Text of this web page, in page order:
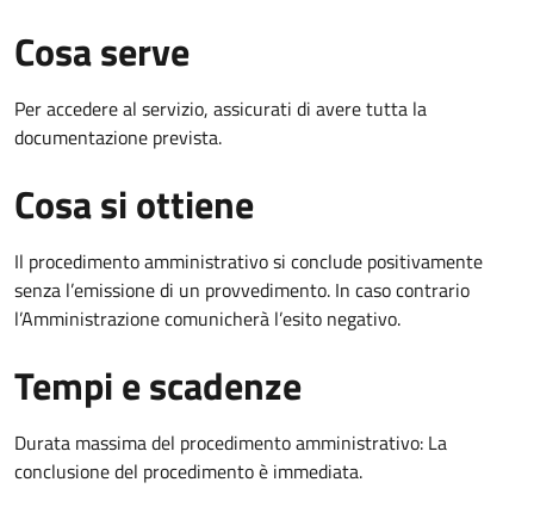
Cosa serve
Per accedere al servizio, assicurati di avere tutta la
documentazione prevista.
Cosa si ottiene
Il procedimento amministrativo si conclude positivamente
senza l’emissione di un provvedimento. In caso contrario
l’Amministrazione comunicherà l’esito negativo.
Tempi e scadenze
Durata massima del procedimento amministrativo: La
conclusione del procedimento è immediata.